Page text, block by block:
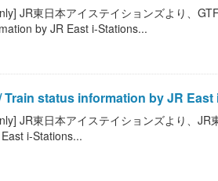
JR東日本アイステイションズより、
by JR East i-Stations...
Train status information by JR
JR東日本アイステイションズより、
i-Stations...